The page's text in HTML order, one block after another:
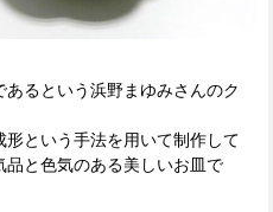
るという浜野まゆみさんのク
という手法を用いて制作して
と色気のある美しいお皿で